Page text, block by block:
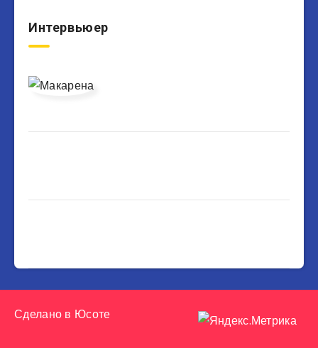
Интервьюер
Сделано в Юсоте